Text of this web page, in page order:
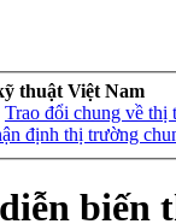
thuật Việt Nam
Trao đổi chung về thị
định thị trường
biến